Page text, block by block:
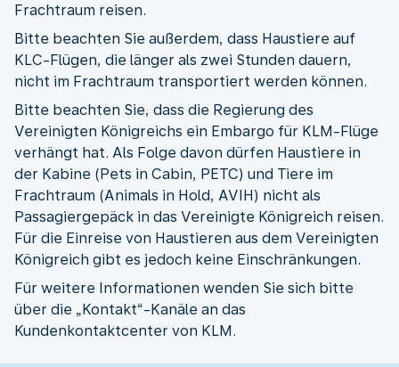
Frachtraum reisen.
Bitte beachten Sie außerdem, dass Haustiere auf
KLC-Flügen, die länger als zwei Stunden dauern,
nicht im Frachtraum transportiert werden können.
Bitte beachten Sie, dass die Regierung des
Vereinigten Königreichs ein Embargo für KLM-Flüge
verhängt hat. Als Folge davon dürfen Haustiere in
der Kabine (Pets in Cabin, PETC) und Tiere im
Frachtraum (Animals in Hold, AVIH) nicht als
Passagiergepäck in das Vereinigte Königreich reisen.
Für die Einreise von Haustieren aus dem Vereinigten
Königreich gibt es jedoch keine Einschränkungen.
Für weitere Informationen wenden Sie sich bitte
über die „Kontakt“-Kanäle an das
Kundenkontaktcenter von KLM.